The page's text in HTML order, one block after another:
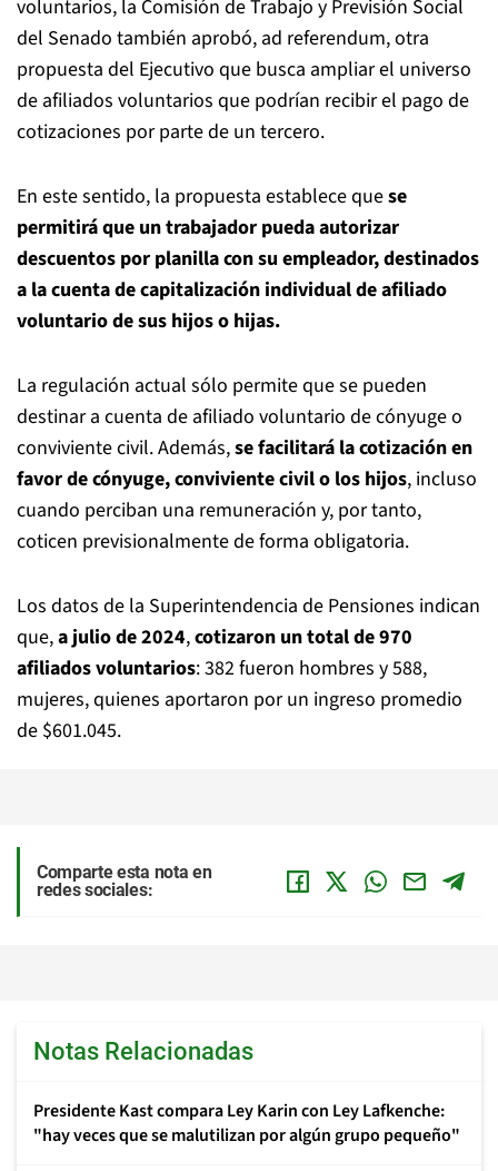
voluntarios, la Comisión de Trabajo y Previsión Social
del Senado también aprobó, ad referendum, otra
propuesta del Ejecutivo que busca ampliar el universo
de afiliados voluntarios que podrían recibir el pago de
cotizaciones por parte de un tercero.
En este sentido, la propuesta establece quese
permitirá que un trabajador pueda autorizar
descuentos por planilla con su empleador, destinados
a la cuenta de capitalización individual de afiliado
voluntario de sus hijos o hijas.
La regulación actual sólo permite que se pueden
destinar a cuenta de afiliado voluntario de cónyuge o
conviviente civil. Además,se facilitará la cotización en
favor de cónyuge, conviviente civil o los hijos, incluso
cuando perciban una remuneración y, por tanto,
coticen previsionalmente de forma obligatoria.
Los datos de la Superintendencia de Pensiones indican
que,a julio de 2024,cotizaron un total de 970
afiliados voluntarios: 382 fueron hombres y 588,
mujeres, quienes aportaron por un ingreso promedio
de $601.045.
Comparte esta nota en
redes sociales:
Notas Relacionadas
Presidente Kast compara Ley Karin con Ley Lafkenche:
"hay veces que se malutilizan por algún grupo pequeño"